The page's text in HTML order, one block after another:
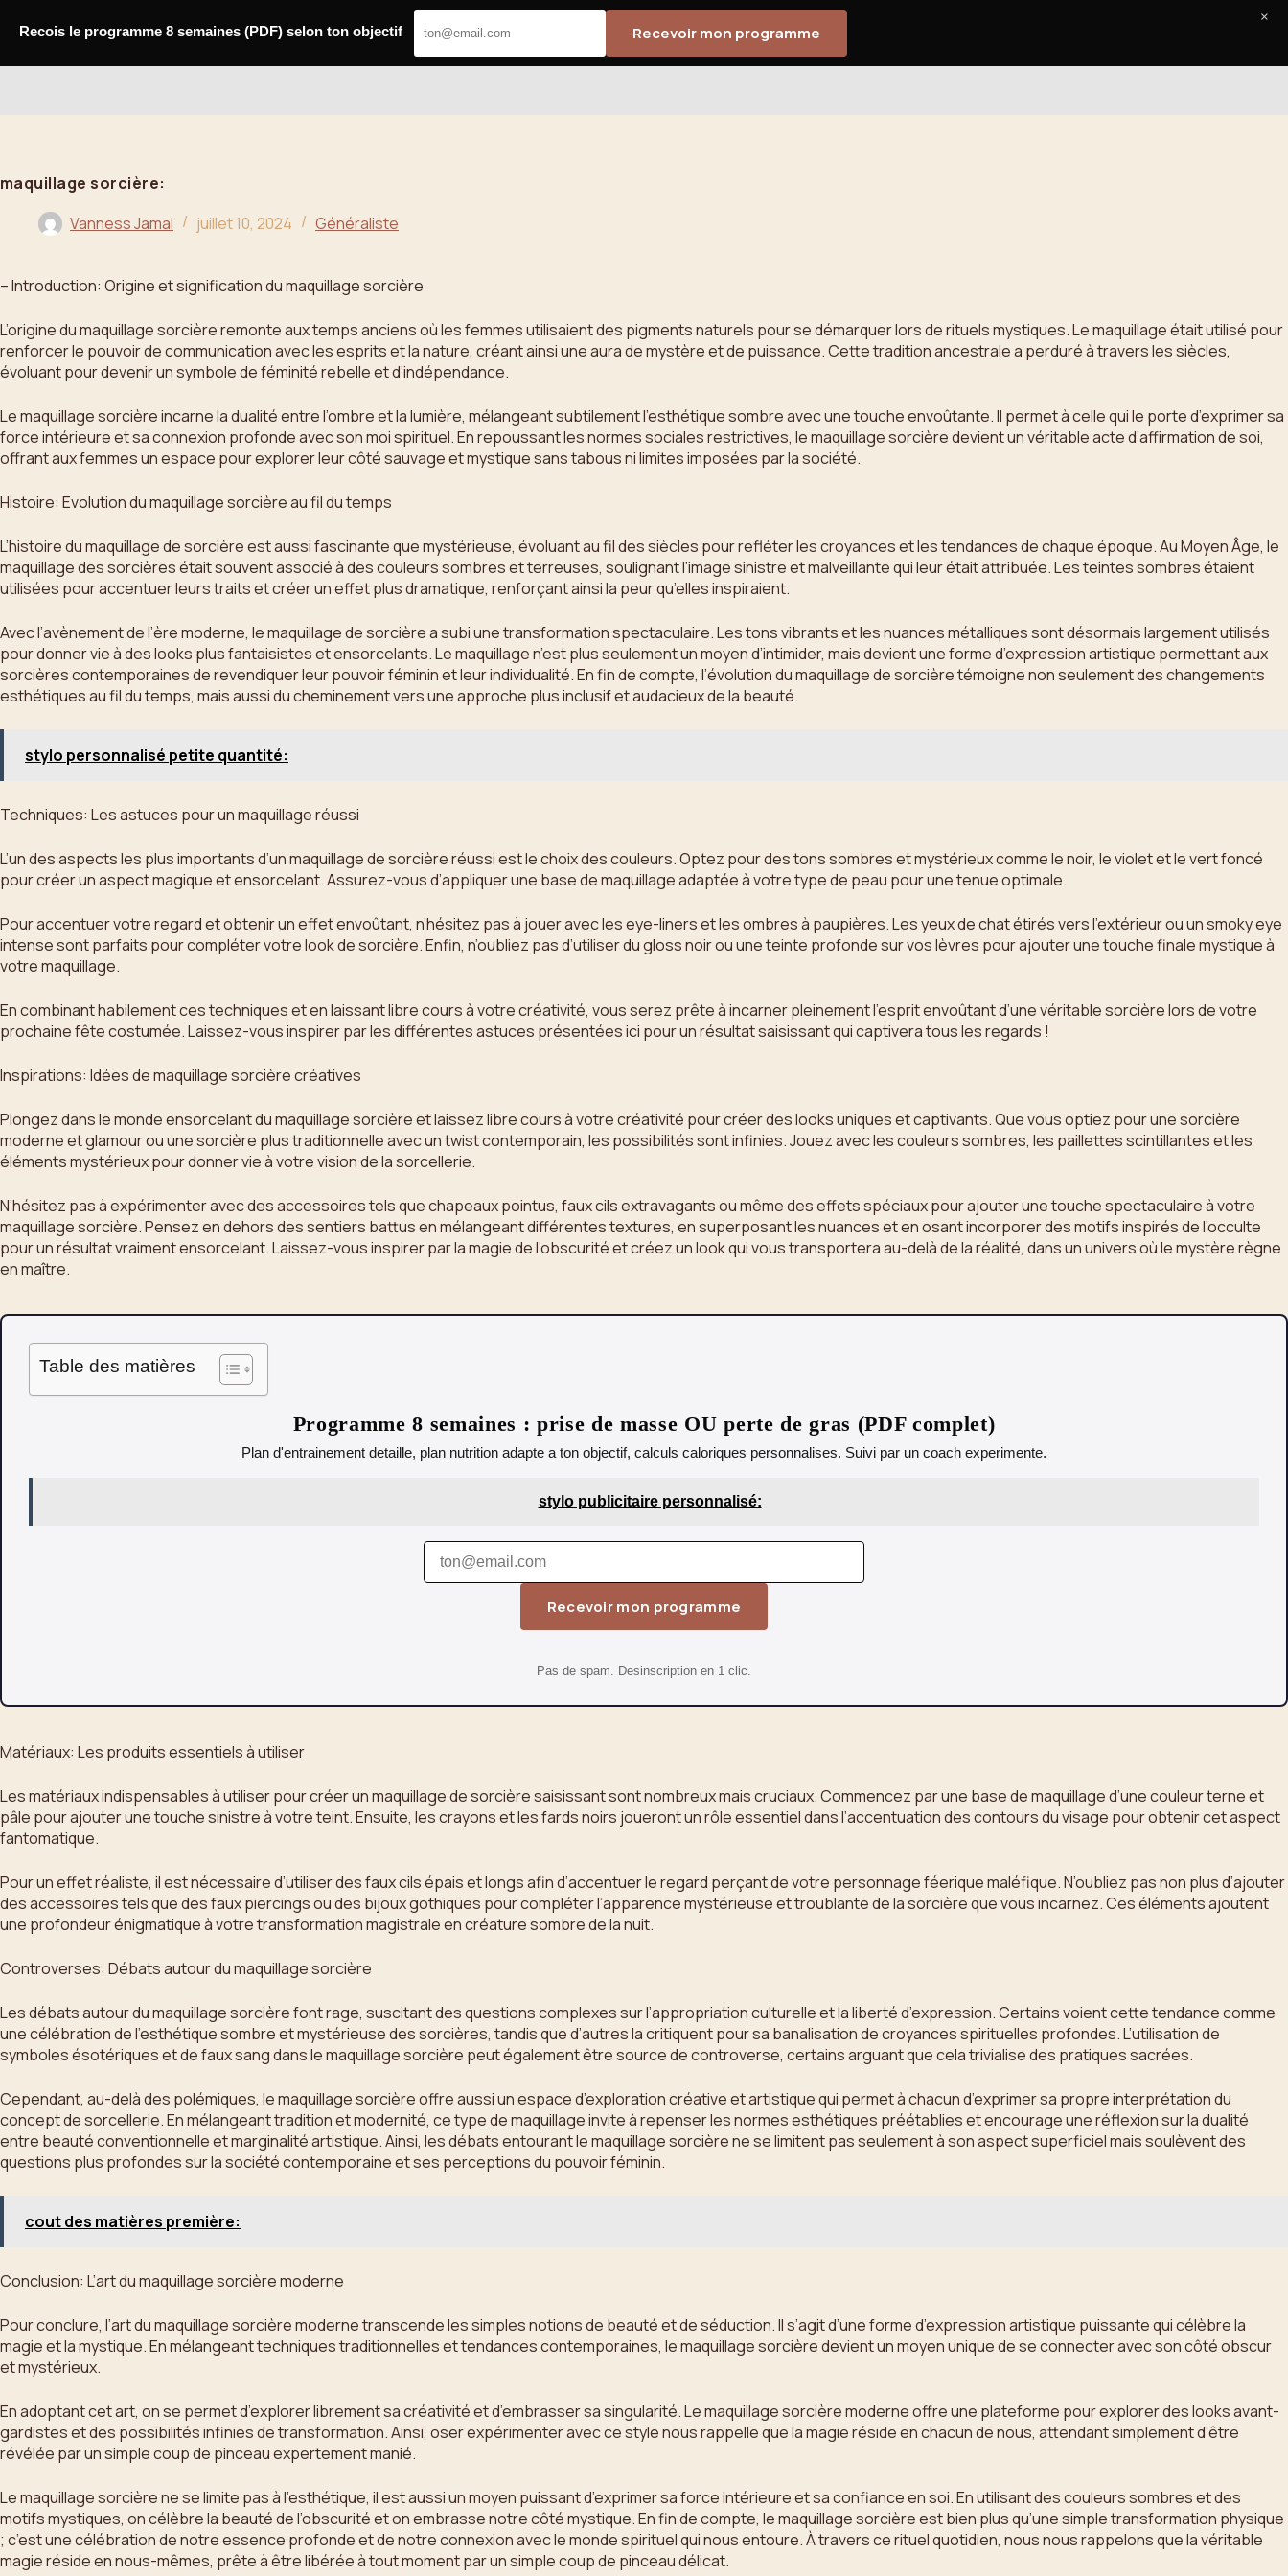
maquillage sorcière:
Vanness Jamal
juillet 10, 2024 Généraliste
– Introduction: Origine et signification du maquillage sorcière
L’origine du maquillage sorcière remonte aux temps anciens où les femmes utilisaient des pigments naturels pour se démarquer lors de rituels mystiques. Le maquillage était utilisé pour
renforcer le pouvoir de communication avec les esprits et la nature, créant ainsi une aura de mystère et de puissance. Cette tradition ancestrale a perduré à travers les siècles,
évoluant pour devenir un symbole de féminité rebelle et d’indépendance.
Le maquillage sorcière incarne la dualité entre l’ombre et la lumière, mélangeant subtilement l’esthétique sombre avec une touche envoûtante. Il permet à celle qui le porte d’exprimer sa
force intérieure et sa connexion profonde avec son moi spirituel. En repoussant les normes sociales restrictives, le maquillage sorcière devient un véritable acte d’affirmation de soi,
offrant aux femmes un espace pour explorer leur côté sauvage et mystique sans tabous ni limites imposées par la société.
Histoire: Evolution du maquillage sorcière au fil du temps
L’histoire du maquillage de sorcière est aussi fascinante que mystérieuse, évoluant au fil des siècles pour refléter les croyances et les tendances de chaque époque. Au Moyen Âge, le
maquillage des sorcières était souvent associé à des couleurs sombres et terreuses, soulignant l’image sinistre et malveillante qui leur était attribuée. Les teintes sombres étaient
utilisées pour accentuer leurs traits et créer un effet plus dramatique, renforçant ainsi la peur qu’elles inspiraient.
Avec l’avènement de l’ère moderne, le maquillage de sorcière a subi une transformation spectaculaire. Les tons vibrants et les nuances métalliques sont désormais largement utilisés
pour donner vie à des looks plus fantaisistes et ensorcelants. Le maquillage n’est plus seulement un moyen d’intimider, mais devient une forme d’expression artistique permettant aux
sorcières contemporaines de revendiquer leur pouvoir féminin et leur individualité. En fin de compte, l’évolution du maquillage de sorcière témoigne non seulement des changements
esthétiques au fil du temps, mais aussi du cheminement vers une approche plus inclusif et audacieux de la beauté.
stylo personnalisé petite quantité:
Techniques: Les astuces pour un maquillage réussi
L’un des aspects les plus importants d’un maquillage de sorcière réussi est le choix des couleurs. Optez pour des tons sombres et mystérieux comme le noir, le violet et le vert foncé
pour créer un aspect magique et ensorcelant. Assurez-vous d’appliquer une base de maquillage adaptée à votre type de peau pour une tenue optimale.
Pour accentuer votre regard et obtenir un effet envoûtant, n’hésitez pas à jouer avec les eye-liners et les ombres à paupières. Les yeux de chat étirés vers l’extérieur ou un smoky eye
intense sont parfaits pour compléter votre look de sorcière. Enfin, n’oubliez pas d’utiliser du gloss noir ou une teinte profonde sur vos lèvres pour ajouter une touche finale mystique à
votre maquillage.
En combinant habilement ces techniques et en laissant libre cours à votre créativité, vous serez prête à incarner pleinement l’esprit envoûtant d’une véritable sorcière lors de votre
prochaine fête costumée. Laissez-vous inspirer par les différentes astuces présentées ici pour un résultat saisissant qui captivera tous les regards !
Inspirations: Idées de maquillage sorcière créatives
Plongez dans le monde ensorcelant du maquillage sorcière et laissez libre cours à votre créativité pour créer des looks uniques et captivants. Que vous optiez pour une sorcière
moderne et glamour ou une sorcière plus traditionnelle avec un twist contemporain, les possibilités sont infinies. Jouez avec les couleurs sombres, les paillettes scintillantes et les
éléments mystérieux pour donner vie à votre vision de la sorcellerie.
N’hésitez pas à expérimenter avec des accessoires tels que chapeaux pointus, faux cils extravagants ou même des effets spéciaux pour ajouter une touche spectaculaire à votre
maquillage sorcière. Pensez en dehors des sentiers battus en mélangeant différentes textures, en superposant les nuances et en osant incorporer des motifs inspirés de l’occulte
pour un résultat vraiment ensorcelant. Laissez-vous inspirer par la magie de l’obscurité et créez un look qui vous transportera au-delà de la réalité, dans un univers où le mystère règne
en maître.
Table des matières
Programme 8 semaines : prise de masse OU perte de gras (PDF complet)
Plan d'entrainement detaille, plan nutrition adapte a ton objectif, calculs caloriques personnalises. Suivi par un coach experimente.
stylo publicitaire personnalisé:
Recevoir mon programme
Pas de spam. Desinscription en 1 clic.
Matériaux: Les produits essentiels à utiliser
Les matériaux indispensables à utiliser pour créer un maquillage de sorcière saisissant sont nombreux mais cruciaux. Commencez par une base de maquillage d’une couleur terne et
pâle pour ajouter une touche sinistre à votre teint. Ensuite, les crayons et les fards noirs joueront un rôle essentiel dans l’accentuation des contours du visage pour obtenir cet aspect
fantomatique.
Pour un effet réaliste, il est nécessaire d’utiliser des faux cils épais et longs afin d’accentuer le regard perçant de votre personnage féerique maléfique. N’oubliez pas non plus d’ajouter
des accessoires tels que des faux piercings ou des bijoux gothiques pour compléter l’apparence mystérieuse et troublante de la sorcière que vous incarnez. Ces éléments ajoutent
une profondeur énigmatique à votre transformation magistrale en créature sombre de la nuit.
Controverses: Débats autour du maquillage sorcière
Les débats autour du maquillage sorcière font rage, suscitant des questions complexes sur l’appropriation culturelle et la liberté d’expression. Certains voient cette tendance comme
une célébration de l’esthétique sombre et mystérieuse des sorcières, tandis que d’autres la critiquent pour sa banalisation de croyances spirituelles profondes. L’utilisation de
symboles ésotériques et de faux sang dans le maquillage sorcière peut également être source de controverse, certains arguant que cela trivialise des pratiques sacrées.
Cependant, au-delà des polémiques, le maquillage sorcière offre aussi un espace d’exploration créative et artistique qui permet à chacun d’exprimer sa propre interprétation du
concept de sorcellerie. En mélangeant tradition et modernité, ce type de maquillage invite à repenser les normes esthétiques préétablies et encourage une réflexion sur la dualité
entre beauté conventionnelle et marginalité artistique. Ainsi, les débats entourant le maquillage sorcière ne se limitent pas seulement à son aspect superficiel mais soulèvent des
questions plus profondes sur la société contemporaine et ses perceptions du pouvoir féminin.
cout des matières première:
Conclusion: L’art du maquillage sorcière moderne
Pour conclure, l’art du maquillage sorcière moderne transcende les simples notions de beauté et de séduction. Il s’agit d’une forme d’expression artistique puissante qui célèbre la
magie et la mystique. En mélangeant techniques traditionnelles et tendances contemporaines, le maquillage sorcière devient un moyen unique de se connecter avec son côté obscur
et mystérieux.
En adoptant cet art, on se permet d’explorer librement sa créativité et d’embrasser sa singularité. Le maquillage sorcière moderne offre une plateforme pour explorer des looks avant-
gardistes et des possibilités infinies de transformation. Ainsi, oser expérimenter avec ce style nous rappelle que la magie réside en chacun de nous, attendant simplement d’être
révélée par un simple coup de pinceau expertement manié.
Le maquillage sorcière ne se limite pas à l’esthétique, il est aussi un moyen puissant d’exprimer sa force intérieure et sa confiance en soi. En utilisant des couleurs sombres et des
motifs mystiques, on célèbre la beauté de l’obscurité et on embrasse notre côté mystique. En fin de compte, le maquillage sorcière est bien plus qu’une simple transformation physique
; c’est une célébration de notre essence profonde et de notre connexion avec le monde spirituel qui nous entoure. À travers ce rituel quotidien, nous nous rappelons que la véritable
magie réside en nous-mêmes, prête à être libérée à tout moment par un simple coup de pinceau délicat.
Recois le programme 8 semaines (PDF) selon ton objectif Recevoir mon programme
×